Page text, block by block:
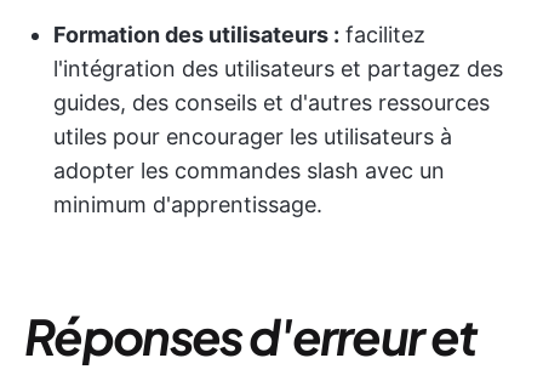
Formation des utilisateurs : facilitez
l'intégration des utilisateurs et partagez des
guides, des conseils et d'autres ressources
utiles pour encourager les utilisateurs à
adopter les commandes slash avec un
minimum d'apprentissage.
Réponses d'erreur et